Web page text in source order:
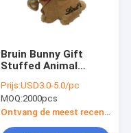
Bruin Bunny Gift
Stuffed Animal
van 3,54
Duimtienerjaren
Prijs:USD3.0-5.0/pc
MOQ:2000pcs